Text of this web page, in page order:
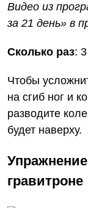
Видео из
за 21 день» в
Сколько раз:
Чтобы
на сгиб ног и
разводите
будет наверху.
гравитроне